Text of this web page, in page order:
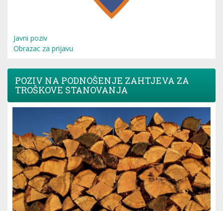
Javni poziv
Obrazac za prijavu
POZIV NA PODNOŠENJE ZAHTJEVA ZA
TROŠKOVE STANOVANJA